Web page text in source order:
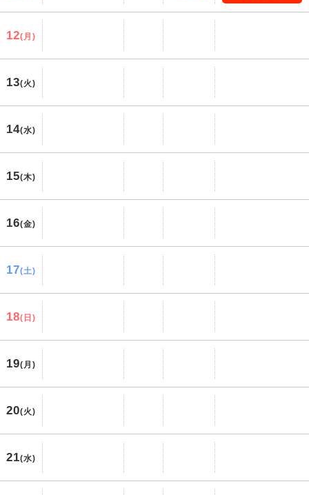
12(月)
13(火)
14(水)
15(木)
16(金)
17(土)
18(日)
19(月)
20(火)
21(水)